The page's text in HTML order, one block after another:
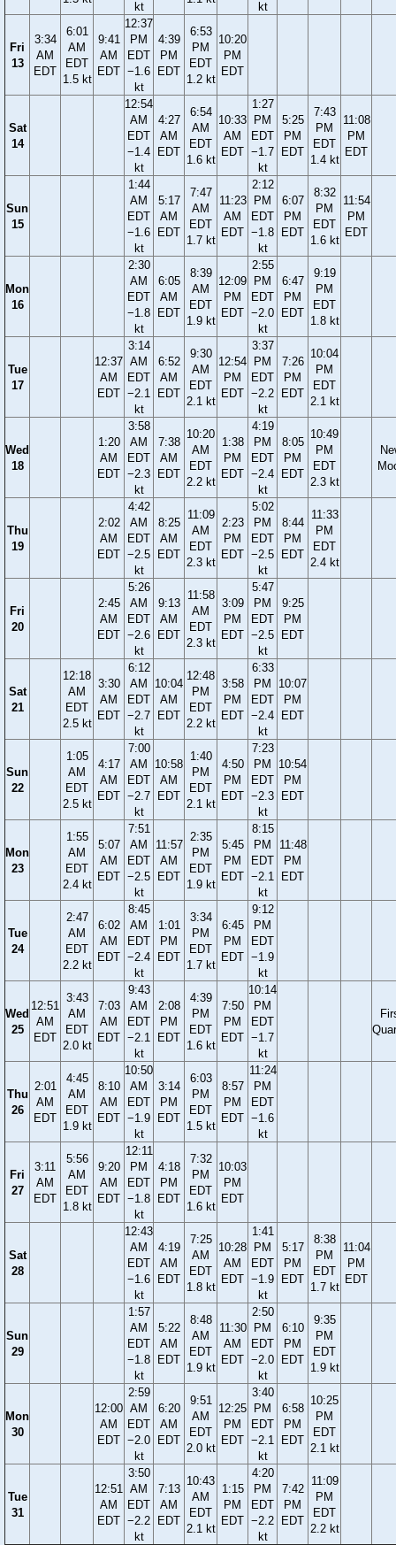
kt kt
Fri
13
3:34
AM
EDT
6:01
AM
EDT
1.5 kt
9:41
AM
EDT
12:37
PM
EDT
−1.6
kt
4:39
PM
EDT
6:53
PM
EDT
1.2 kt
10:20
PM
EDT
Sat
14
12:54
AM
EDT
−1.4
kt
4:27
AM
EDT
6:54
AM
EDT
1.6 kt
10:33
AM
EDT
1:27
PM
EDT
−1.7
kt
5:25
PM
EDT
7:43
PM
EDT
1.4 kt
11:08
PM
EDT
Sun
15
1:44
AM
EDT
−1.6
kt
5:17
AM
EDT
7:47
AM
EDT
1.7 kt
11:23
AM
EDT
2:12
PM
EDT
−1.8
kt
6:07
PM
EDT
8:32
PM
EDT
1.6 kt
11:54
PM
EDT
Mon
16
2:30
AM
EDT
−1.8
kt
6:05
AM
EDT
8:39
AM
EDT
1.9 kt
12:09
PM
EDT
2:55
PM
EDT
−2.0
kt
6:47
PM
EDT
9:19
PM
EDT
1.8 kt
Tue
17
12:37
AM
EDT
3:14
AM
EDT
−2.1
kt
6:52
AM
EDT
9:30
AM
EDT
2.1 kt
12:54
PM
EDT
3:37
PM
EDT
−2.2
kt
7:26
PM
EDT
10:04
PM
EDT
2.1 kt
Wed
18
1:20
AM
EDT
3:58
AM
EDT
−2.3
kt
7:38
AM
EDT
10:20
AM
EDT
2.2 kt
1:38
PM
EDT
4:19
PM
EDT
−2.4
kt
8:05
PM
EDT
10:49
PM
EDT
2.3 kt
Thu
19
2:02
AM
EDT
4:42
AM
EDT
−2.5
kt
8:25
AM
EDT
11:09
AM
EDT
2.3 kt
2:23
PM
EDT
5:02
PM
EDT
−2.5
kt
8:44
PM
EDT
11:33
PM
EDT
2.4 kt
Fri
20
2:45
AM
EDT
5:26
AM
EDT
−2.6
kt
9:13
AM
EDT
11:58
AM
EDT
2.3 kt
3:09
PM
EDT
5:47
PM
EDT
−2.5
kt
9:25
PM
EDT
Sat
21
12:18
AM
EDT
2.5 kt
3:30
AM
EDT
6:12
AM
EDT
−2.7
kt
10:04
AM
EDT
12:48
PM
EDT
2.2 kt
3:58
PM
EDT
6:33
PM
EDT
−2.4
kt
10:07
PM
EDT
Sun
22
1:05
AM
EDT
2.5 kt
4:17
AM
EDT
7:00
AM
EDT
−2.7
kt
10:58
AM
EDT
1:40
PM
EDT
2.1 kt
4:50
PM
EDT
7:23
PM
EDT
−2.3
kt
10:54
PM
EDT
Mon
23
1:55
AM
EDT
2.4 kt
5:07
AM
EDT
7:51
AM
EDT
−2.5
kt
11:57
AM
EDT
2:35
PM
EDT
1.9 kt
5:45
PM
EDT
8:15
PM
EDT
−2.1
kt
11:48
PM
EDT
Tue
24
2:47
AM
EDT
2.2 kt
6:02
AM
EDT
8:45
AM
EDT
−2.4
kt
1:01
PM
EDT
3:34
PM
EDT
1.7 kt
6:45
PM
EDT
9:12
PM
EDT
−1.9
kt
Wed
25
12:51
AM
EDT
3:43
AM
EDT
2.0 kt
7:03
AM
EDT
9:43
AM
EDT
−2.1
kt
2:08
PM
EDT
4:39
PM
EDT
1.6 kt
7:50
PM
EDT
10:14
PM
EDT
−1.7
kt
Thu
26
2:01
AM
EDT
4:45
AM
EDT
1.9 kt
8:10
AM
EDT
10:50
AM
EDT
−1.9
kt
3:14
PM
EDT
6:03
PM
EDT
1.5 kt
8:57
PM
EDT
11:24
PM
EDT
−1.6
kt
Fri
27
3:11
AM
EDT
5:56
AM
EDT
1.8 kt
9:20
AM
EDT
12:11
PM
EDT
−1.8
kt
4:18
PM
EDT
7:32
PM
EDT
1.6 kt
10:03
PM
EDT
Sat
28
12:43
AM
EDT
−1.6
kt
4:19
AM
EDT
7:25
AM
EDT
1.8 kt
10:28
AM
EDT
1:41
PM
EDT
−1.9
kt
5:17
PM
EDT
8:38
PM
EDT
1.7 kt
11:04
PM
EDT
Sun
29
1:57
AM
EDT
−1.8
kt
5:22
AM
EDT
8:48
AM
EDT
1.9 kt
11:30
AM
EDT
2:50
PM
EDT
−2.0
kt
6:10
PM
EDT
9:35
PM
EDT
1.9 kt
Mon
30
12:00
AM
EDT
2:59
AM
EDT
−2.0
kt
6:20
AM
EDT
9:51
AM
EDT
2.0 kt
12:25
PM
EDT
3:40
PM
EDT
−2.1
kt
6:58
PM
EDT
10:25
PM
EDT
2.1 kt
Tue
31
12:51
AM
EDT
3:50
AM
EDT
−2.2
kt
7:13
AM
EDT
10:43
AM
EDT
2.1 kt
1:15
PM
EDT
4:20
PM
EDT
−2.2
kt
7:42
PM
EDT
11:09
PM
EDT
2.2 kt